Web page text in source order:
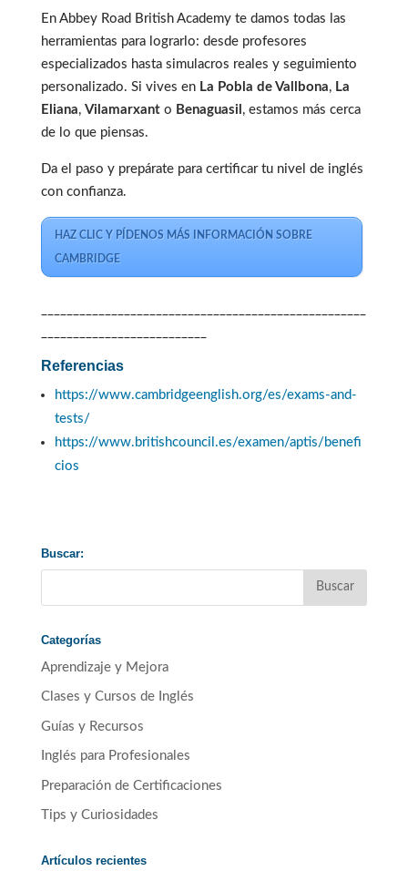
En Abbey Road British Academy te damos todas las
herramientas para lograrlo: desde profesores
especializados hasta simulacros reales y seguimiento
personalizado. Si vives en La Pobla de Vallbona, La
Eliana, Vilamarxanto Benaguasil , estamos más cerca
de lo que piensas.
Da el paso y prepárate para certificar tu nivel de inglés
con confianza.
HAZ CLIC Y PÍDENOS MÁS INFORMACIÓN SOBRE
CAMBRIDGE
Referencias
https://www.cambridgeenglish.org/es/exams-and-
tests/
https://www.britishcouncil.es/examen/aptis/benefi
cios
Buscar:
Categorías
Aprendizaje y Mejora
Clases y Cursos de Inglés
Guías y Recursos
Inglés para Profesionales
Preparación de Certificaciones
Tips y Curiosidades
Artículos recientes